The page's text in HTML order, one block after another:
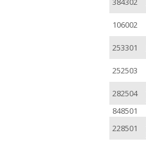
106002
253301
252503
282504
848501
228501